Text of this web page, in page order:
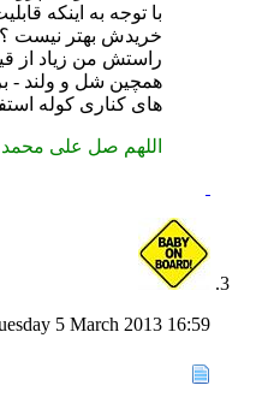
با توجه به اینکه
خریدش بهتر نیست ؟
راستش من زیاد از
همچین شل و ولند -
های کناری کوله
اللهم صل علی
5 March 2013 16:59